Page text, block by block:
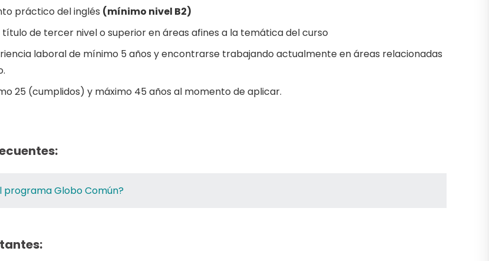
práctico del inglés (mínimo nivel B2)
de tercer nivel o superior en áreas afines a la temática del curso
laboral de mínimo 5 años y encontrarse trabajando actualmente en áreas relacionadas
25 (cumplidos) y máximo 45 años al momento de aplicar.
programa Globo Común?